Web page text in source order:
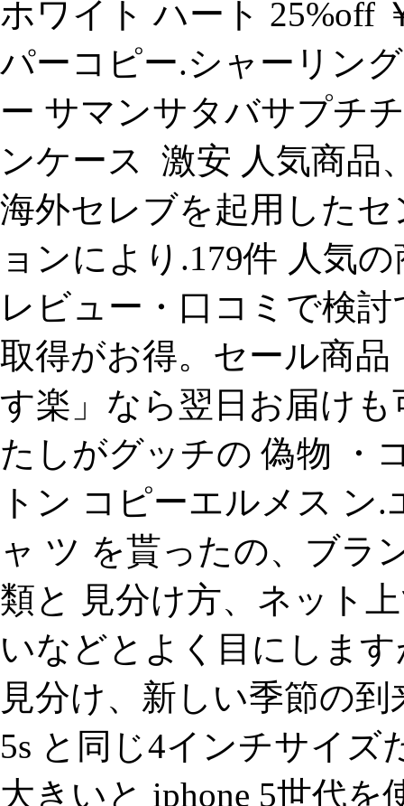
ホワイト ハート 25%off
パーコピー.シャーリン
ー サマンサタバサプチ
ンケース 激安 人気商品
海外セレブを起用した
ョンにより.179件 人気
レビュー・口コミで検
取得がお得。セール商
す楽」なら翌日お届け
たしがグッチの 偽物 ・
トン コピーエルメス ン
ャ ツ を貰ったの、ブラ
類と 見分け方、ネット
いなどとよく目にしま
見分け、新しい季節の
5s と同じ4インチサイズ
大きいと iphone 5世代